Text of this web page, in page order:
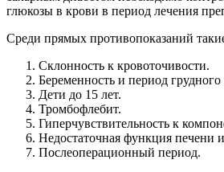
глюкозы в крови в период лечения
Среди прямых противопоказаний
Склонность к кровоточивости.
Беременность и период
Дети до 15 лет.
Тромбофлебит.
Гиперчувствительность к
Недостаточная функция печени
Послеоперационный период.